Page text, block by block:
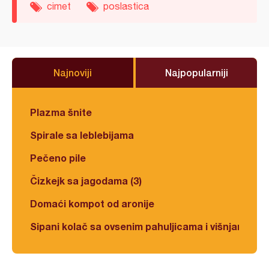
cimet
poslastica
Najnoviji Najpopularniji
Plazma šnite
Spirale sa leblebijama
Pečeno pile
Čizkejk sa jagodama (3)
Domaći kompot od aronije
Sipani kolač sa ovsenim pahuljicama i višnjama